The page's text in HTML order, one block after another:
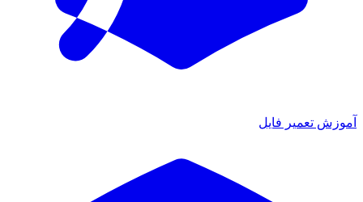
تعمیر فایل